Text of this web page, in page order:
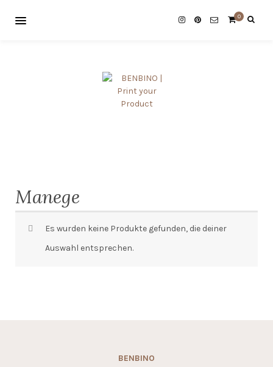
0
Manege
Es wurden keine Produkte gefunden, die deiner
Auswahl entsprechen.
BENBINO